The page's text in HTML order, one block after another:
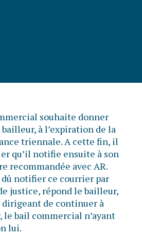
souhaite donner
bailleur, à l’expiration de la
triennale. A cette fin, il
qu’il notifie ensuite à son
recommandée avec AR.
dû notifier ce courrier par
justice, répond le bailleur,
dirigeant de continuer à
le bail commercial n’ayant
lui.